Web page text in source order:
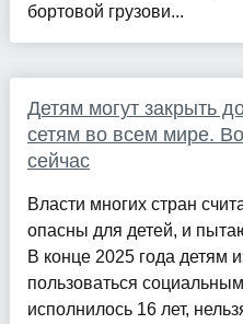
бортовой грузови...
Детям могут закрыть
сетям во всем мире.
сейчас
Власти многих стран
опасны для детей, и
В конце 2025 года детям
пользоваться
исполнилось 16 лет,